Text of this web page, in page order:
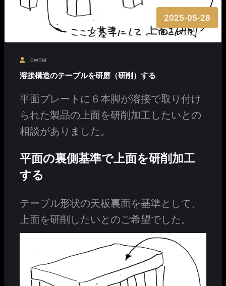
2025-05-28
owner
溶接構造のテーブルを研磨（研削）する
平面プレートに６本脚が溶接で取り付け
られた製品の上面を研削加工したいとの
相談がありました。
平面の裏側基準で上面を研削加工
する
テーブル形状の天板裏面を基準として、
上面を研削したいとのご希望でした。